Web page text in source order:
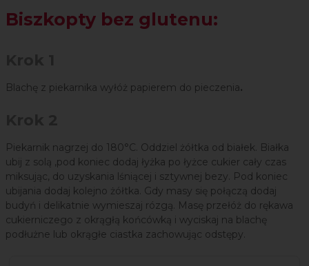
Biszkopty bez glutenu:
Blachę z piekarnika wyłóż papierem do pieczenia.
Piekarnik nagrzej do 180°C. Oddziel żółtka od białek. Białka
ubij z solą ,pod koniec dodaj łyżka po łyżce cukier cały czas
miksując, do uzyskania lśniącej i sztywnej bezy. Pod koniec
ubijania dodaj kolejno żółtka. Gdy masy się połączą dodaj
budyń i delikatnie wymieszaj rózgą. Masę przełóż do rękawa
cukierniczego z okrągłą końcówką i wyciskaj na blachę
podłużne lub okrągłe ciastka zachowując odstępy.